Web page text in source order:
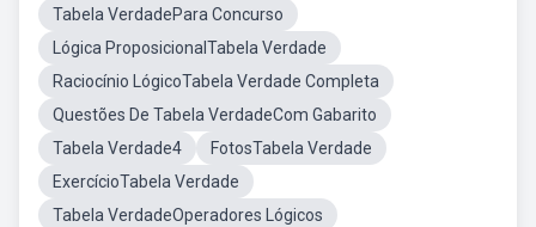
Tabela VerdadePara Concurso
Lógica ProposicionalTabela Verdade
Raciocínio LógicoTabela Verdade Completa
Questões De Tabela VerdadeCom Gabarito
Tabela Verdade4
FotosTabela Verdade
ExercícioTabela Verdade
Tabela VerdadeOperadores Lógicos